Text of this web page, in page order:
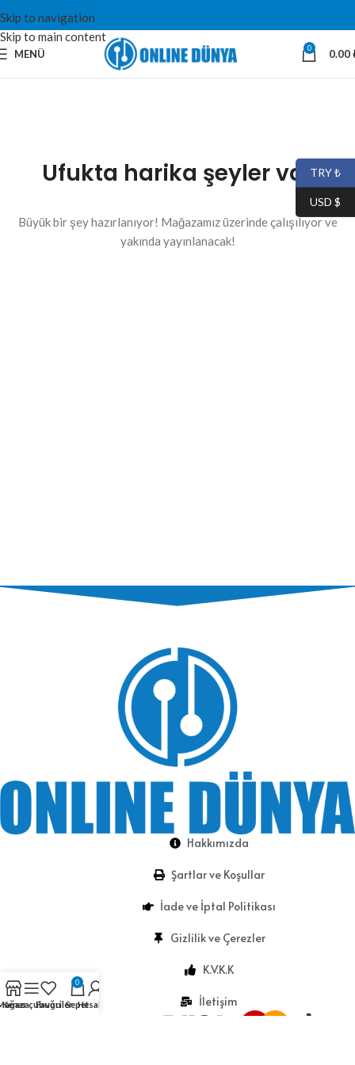
Skip to navigation
Skip to main content
MENÜ 0 0.00
Ufukta harika şeyler var
Büyük bir şey hazırlanıyor! Mağazamız üzerinde çalışılıyor ve
yakında yayınlanacak!
Hakkımızda
Şartlar ve Koşullar
İade ve İptal Politikası
Gizlilik ve Çerezler
K.V.K.K
İletişim
TRY ₺
USD $
Kenar çubuğu
Favoriler
0
SepetHesabım